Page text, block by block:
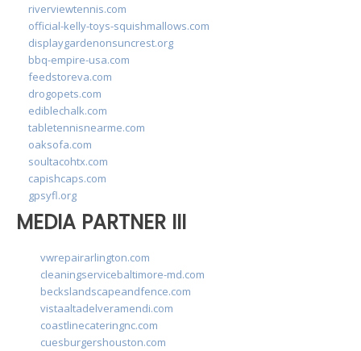
riverviewtennis.com
official-kelly-toys-squishmallows.com
displaygardenonsuncrest.org
bbq-empire-usa.com
feedstoreva.com
drogopets.com
ediblechalk.com
tabletennisnearme.com
oaksofa.com
soultacohtx.com
capishcaps.com
gpsyfl.org
MEDIA PARTNER III
vwrepairarlington.com
cleaningservicebaltimore-md.com
beckslandscapeandfence.com
vistaaltadelveramendi.com
coastlinecateringnc.com
cuesburgershouston.com